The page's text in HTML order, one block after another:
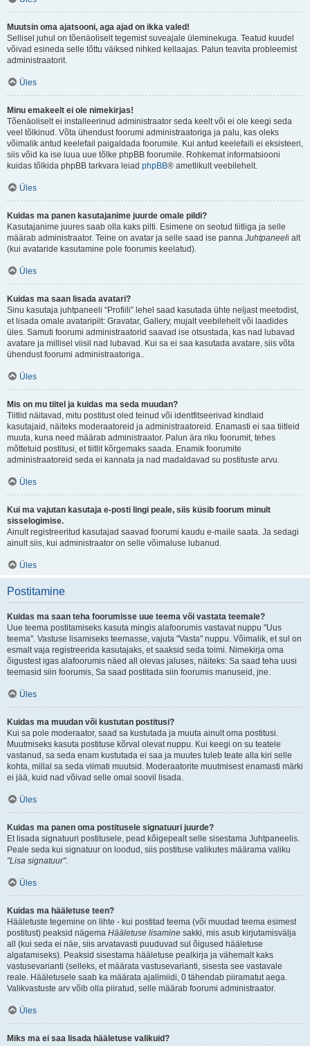
Muutsin oma ajatsooni, aga ajad on ikka valed!
Sellisel juhul on tõenäoliselt tegemist suveajale üleminekuga. Teatud kuudel
võivad esineda selle tõttu väiksed nihked kellaajas. Palun teavita probleemist
administraatorit.
Üles
Minu emakeelt ei ole nimekirjas!
Tõenäoliselt ei installeerinud administraator seda keelt või ei ole keegi seda
veel tõlkinud. Võta ühendust foorumi administraatoriga ja palu, kas oleks
võimalik antud keelefail paigaldada foorumile. Kui antud keelefaili ei eksisteeri,
siis võid ka ise luua uue tõlke phpBB foorumile. Rohkemat informatsiooni
kuidas tõlkida phpBB tarkvara leiad phpBB® ametlikult veebilehelt.
Üles
Kuidas ma panen kasutajanime juurde omale pildi?
Kasutajanime juures saab olla kaks pilti. Esimene on seotud tiitliga ja selle
määrab administraator. Teine on avatar ja selle saad ise panna Juhtpaneeli alt
(kui avataride kasutamine pole foorumis keelatud).
Üles
Kuidas ma saan lisada avatari?
Sinu kasutaja juhtpaneeli “Profiili” lehel saad kasutada ühte neljast meetodist,
et lisada omale avataripilt: Gravatar, Gallery, mujalt veebilehelt või laadides
üles. Samuti foorumi administraatorid saavad ise otsustada, kas nad lubavad
avatare ja millisel viisil nad lubavad. Kui sa ei saa kasutada avatare, siis võta
ühendust foorumi administraatoriga..
Üles
Mis on mu tiitel ja kuidas ma seda muudan?
Tiitlid näitavad, mitu postitust oled teinud või identfitseerivad kindlaid
kasutajaid, näiteks moderaatoreid ja administraatoreid. Enamasti ei saa tiitleid
muuta, kuna need määrab administraator. Palun ära riku foorumit, tehes
mõttetuid postitusi, et tiitlit kõrgemaks saada. Enamik foorumite
administraatoreid seda ei kannata ja nad madaldavad su postituste arvu.
Üles
Kui ma vajutan kasutaja e-posti lingi peale, siis küsib foorum minult
sisselogimise.
Ainult registreeritud kasutajad saavad foorumi kaudu e-maile saata. Ja sedagi
ainult siis, kui administraator on selle võimaluse lubanud.
Üles
Postitamine
Kuidas ma saan teha foorumisse uue teema või vastata teemale?
Uue teema postitamiseks kasuta mingis alafoorumis vastavat nuppu "Uus
teema". Vastuse lisamiseks teemasse, vajuta "Vasta" nuppu. Võimalik, et sul on
esmalt vaja registreerida kasutajaks, et saaksid seda toimi. Nimekirja oma
õigustest igas alafoorumis näed all olevas jaluses, näiteks: Sa saad teha uusi
teemasid siin foorumis, Sa saad postitada siin foorumis manuseid, jne.
Üles
Kuidas ma muudan või kustutan postitusi?
Kui sa pole moderaator, saad sa kustutada ja muuta ainult oma postitusi.
Muutmiseks kasuta postituse kõrval olevat nuppu. Kui keegi on su teatele
vastanud, sa seda enam kustutada ei saa ja muutes tuleb teate alla kiri selle
kohta, millal sa seda viimati muutsid. Moderaatorite muutmisest enamasti märki
ei jää, kuid nad võivad selle omal soovil lisada.
Üles
Kuidas ma panen oma postitusele signatuuri juurde?
Et lisada signatuuri postitusele, pead kõigepealt selle sisestama Juhtpaneelis.
Peale seda kui signatuur on loodud, siis postituse valikutes määrama valiku
"Lisa signatuur".
Üles
Kuidas ma hääletuse teen?
Hääletuste tegemine on lihte - kui postitad teema (või muudad teema esimest
postitust) peaksid nägema Hääletuse lisamine sakki, mis asub kirjutamisvälja
all (kui seda ei näe, siis arvatavasti puuduvad sul õigused hääletuse
algatamiseks). Peaksid sisestama hääletuse pealkirja ja vähemalt kaks
vastusevarianti (selleks, et määrata vastusevarianti, sisesta see vastavale
reale. Hääletusele saab ka määrata ajalimiidi, 0 tähendab piiramatut aega.
Valikvastuste arv võib olla piiratud, selle määrab foorumi administraator.
Üles
Miks ma ei saa lisada hääletuse valikuid?